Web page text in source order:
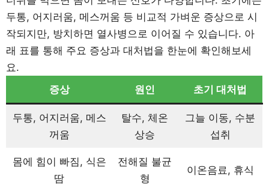
두통, 어지러움, 메스꺼움 등 비교적 가벼운 증상으로 시
작되지만, 방치하면 열사병으로 이어질 수 있습니다. 아
래 표를 통해 주요 증상과 대처법을 한눈에 확인해보세
요.
증상
원인 초기 대처법
두통, 어지러움, 메스
꺼움
탈수, 체온
상승
그늘 이동, 수분
섭취
몸에 힘이 빠짐, 식은
땀
전해질 불균
형
이온음료, 휴식